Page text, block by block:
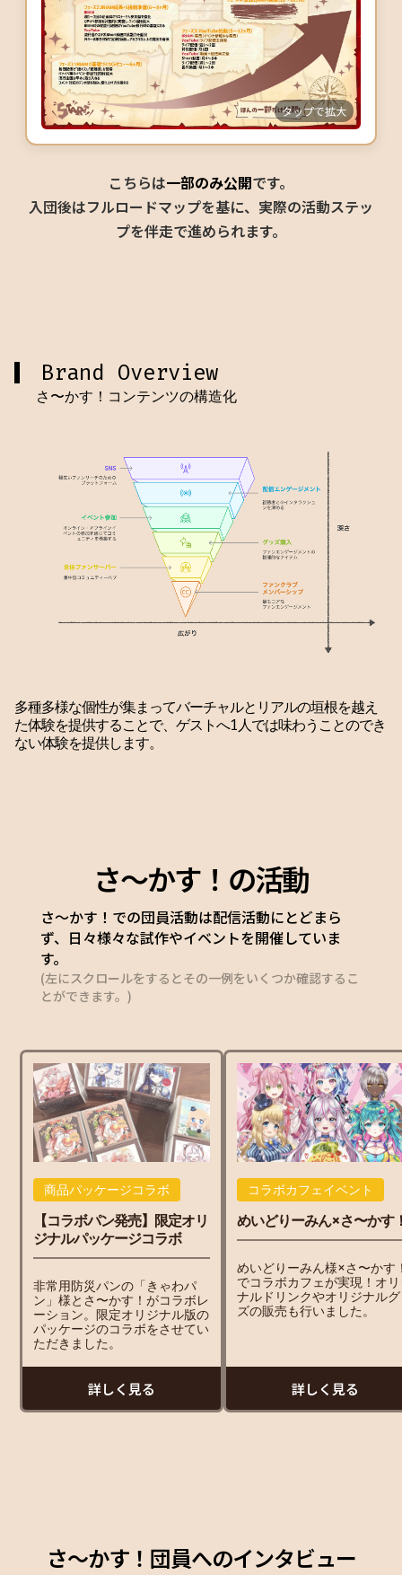
タップで拡大
こちらは一部のみ公開です。
入団後はフルロードマップを基に、実際の活動ステッ
プを伴走で進められます。
Brand Overview
さ〜かす！コンテンツの構造化
多種多様な個性が集まってバーチャルとリアルの垣根を越え
た体験を提供することで、ゲストへ1人では味わうことのでき
ない体験を提供します。
さ〜かす！の活動
さ〜かす！での団員活動は配信活動にとどまら
ず、日々様々な試作やイベントを開催していま
す。
(左にスクロールをするとその一例をいくつか確認するこ
とができます。)
商品パッケージコラボ
【コラボパン発売】限定オリ
ジナルパッケージコラボ
非常用防災パンの「きゃわパ
ン」様とさ〜かす！がコラボレ
ーション。限定オリジナル版の
パッケージのコラボをさせてい
ただきました。
詳しく見る
コラボカフェイベント
めいどりーみん×さ〜かす
めいどりーみん様×さ〜かす
でコラボカフェが実現！オ
ナルドリンクやオリジナル
ズの販売も行いました。
詳しく見る
さ〜かす！団員へのインタビュー